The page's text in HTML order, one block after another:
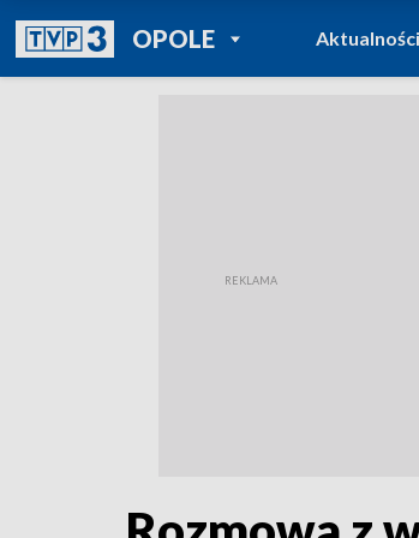
OPOLEPOWRÓT DO
TVP REGIONY
Aktualności